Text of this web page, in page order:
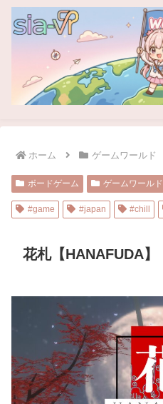
ホーム ゲームワールド
ボードゲーム ゲームワールド
#game #japan #chill
花札【HANAFUDA】